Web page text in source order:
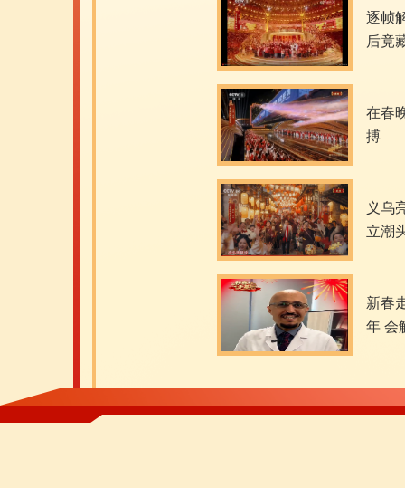
逐帧
后竟
在春
搏
义乌
立潮
新春
年 会